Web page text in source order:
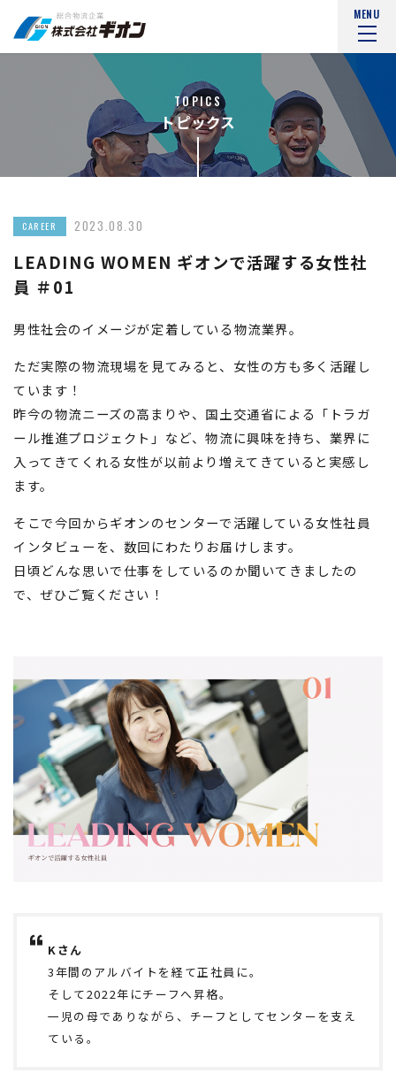
MENU
TOPICS
トピックス
CAREER 2023.08.30
LEADING WOMEN ギオンで活躍する女性社
員 ＃01
男性社会のイメージが定着している物流業界。
ただ実際の物流現場を見てみると、女性の方も多く活躍し
ています！
昨今の物流ニーズの高まりや、国土交通省による「トラガ
ール推進プロジェクト」など、物流に興味を持ち、業界に
入ってきてくれる女性が以前より増えてきていると実感し
ます。
そこで今回からギオンのセンターで活躍している女性社員
インタビューを、数回にわたりお届けします。
日頃どんな思いで仕事をしているのか聞いてきましたの
で、ぜひご覧ください！
Kさん
3年間のアルバイトを経て正社員に。
そして2022年にチーフへ昇格。
一児の母でありながら、チーフとしてセンターを支え
ている。